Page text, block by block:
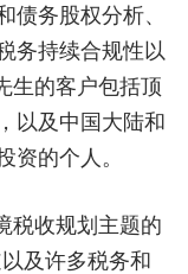
务股权分析、
务持续合规性以
生的客户包括顶
以及中国大陆和
资的个人。
税收规划主题的
及许多税务和